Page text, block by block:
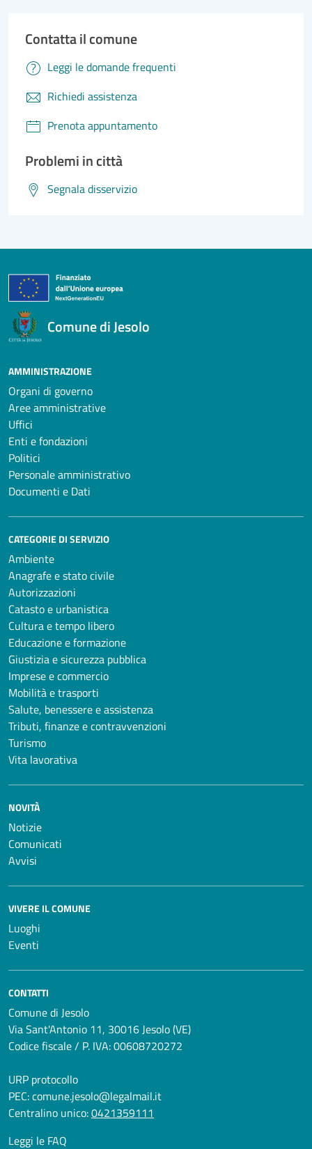
Contatta il comune
Leggi le domande frequenti
Richiedi assistenza
Prenota appuntamento
Problemi in città
Segnala disservizio
Comune di Jesolo
AMMINISTRAZIONE
Organi di governo
Aree amministrative
Uffici
Enti e fondazioni
Politici
Personale amministrativo
Documenti e Dati
CATEGORIE DI SERVIZIO
Ambiente
Anagrafe e stato civile
Autorizzazioni
Catasto e urbanistica
Cultura e tempo libero
Educazione e formazione
Giustizia e sicurezza pubblica
Imprese e commercio
Mobilità e trasporti
Salute, benessere e assistenza
Tributi, finanze e contravvenzioni
Turismo
Vita lavorativa
NOVITÀ
Notizie
Comunicati
Avvisi
VIVERE IL COMUNE
Luoghi
Eventi
CONTATTI
Comune di Jesolo
Via Sant'Antonio 11, 30016 Jesolo (VE)
Codice fiscale / P. IVA: 00608720272
URP protocollo
PEC:comune.jesolo@legalmail.it
Centralino unico:0421359111
Leggi le FAQ